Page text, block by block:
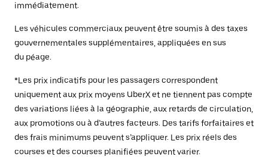
immédiatement.
Les véhicules commerciaux peuvent être soumis à des taxes
gouvernementales supplémentaires, appliquées en sus
du péage.
*Les prix indicatifs pour les passagers correspondent
uniquement aux prix moyens UberX et ne tiennent pas compte
des variations liées à la géographie, aux retards de circulation,
aux promotions ou à d’autres facteurs. Des tarifs forfaitaires et
des frais minimums peuvent s’appliquer. Les prix réels des
courses et des courses planifiées peuvent varier.